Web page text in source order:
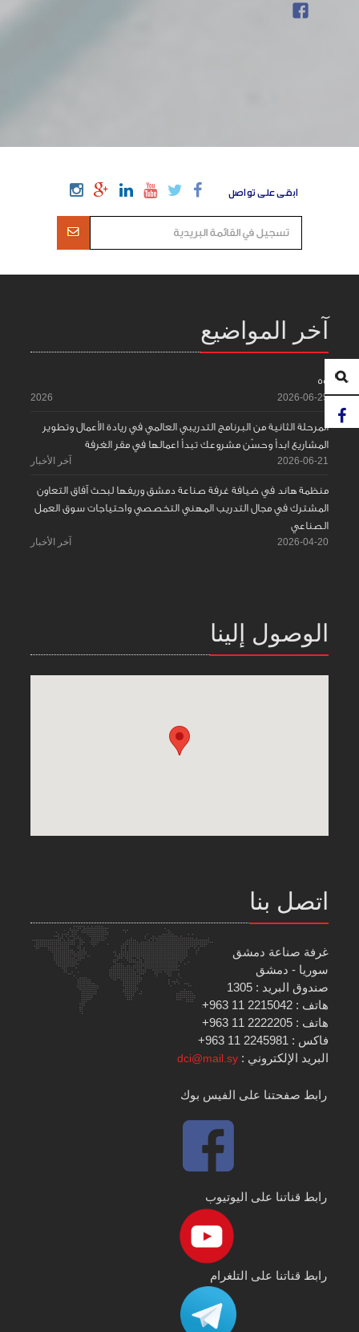
ابقى على تواصل
آخر المواضيع
55
2026-06-25
2026
المرحلة الثانية من البرنامج التدريبي العالمي في ريادة الأعمال وتطوير
المشاريع ابدأ وحسّن مشروعك تبدأ اعمالها في مقر الغرفة
2026-06-21 آخر الأخبار
منظمة هاند في ضيافة غرفة صناعة دمشق وريفها لبحث آفاق التعاون
المشترك في مجال التدريب المهني التخصصي واحتياجات سوق العمل
الصناعي
2026-04-20 آخر الأخبار
الوصول إلينا
اتصل بنا
غرفة صناعة دمشق
سوريا - دمشق
صندوق البريد : 1305
هاتف : 2215042 11 963+
هاتف : 2222205 11 963+
فاكس : 2245981 11 963+
البريد الإلكتروني :dci@mail.sy
رابط صفحتنا على الفيس بوك
رابط قناتنا على اليوتيوب
رابط قناتنا على التلغرام